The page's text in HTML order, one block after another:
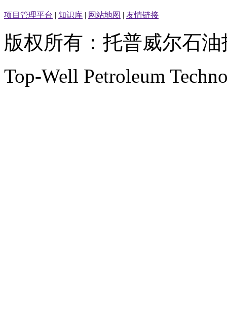
项目管理平台 | 知识库 | 网站地图 | 友情链接
版权所有：托普威尔石
Top-Well Petroleum